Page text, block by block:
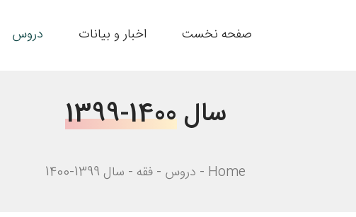
صفحه نخست اخبار و بیانات دروس
سال1399-1400
Home دروس فقه سال 1399-1400